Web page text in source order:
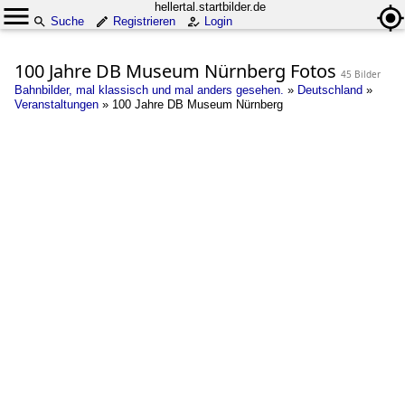
hellertal.startbilder.de
Suche
Registrieren Login
100 Jahre DB Museum Nürnberg Fotos 45 Bilder
Bahnbilder, mal klassisch und mal anders gesehen. » Deutschland »
Veranstaltungen » 100 Jahre DB Museum Nürnberg